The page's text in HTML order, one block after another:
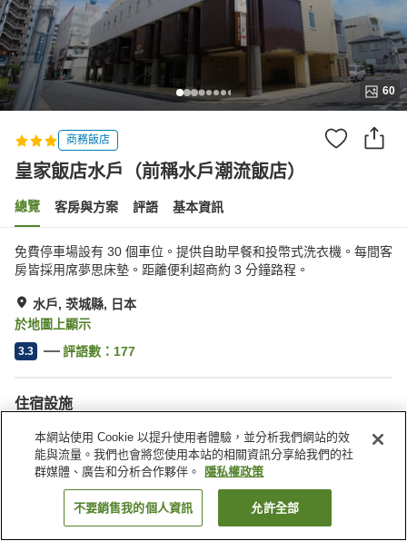
60
商務飯店
皇家飯店水戶（前稱水戶潮流飯店）
總覽 客房與方案 評語 基本資訊
免費停車場設有 30 個車位。提供自助早餐和投幣式洗衣機。每間客
房皆採用席夢思床墊。距離便利超商約 3 分鐘路程。
水戶, 茨城縣, 日本
於地圖上顯示
3.3 評語數： 177
住宿設施
停車場
自動販賣機
會議室
付費洗衣房
找客房
本網站使用 Cookie 以提升使用者體驗，並分析我們網站的效
能與流量。我們也會將您使用本站的相關資訊分享給我們的社
群媒體、廣告和分析合作夥伴。
隱私權政策
不要銷售我的個人資訊 允許全部